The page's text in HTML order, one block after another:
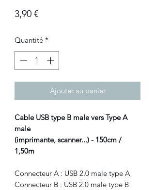
3,90 €Prix
Quantité *
Ajouter au panier
Cable USB type B male vers Type A
male
(imprimante, scanner...) - 150cm /
1,50m
Connecteur A : USB 2.0 male type A
Connecteur B : USB 2.0 male type B